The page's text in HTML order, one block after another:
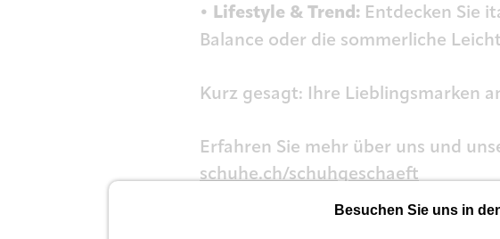
• Lifestyle & Trend: Entdecken Sie
Balance oder die sommerliche
Kurz gesagt: Ihre Lieblingsmarken
Erfahren Sie mehr über uns und
schuhe.ch/schuhgeschaeft
Topánky
Besuchen Sie uns in